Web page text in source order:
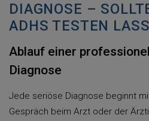
DIAGNOSE –
ADHS TESTEN
Ablauf einer
Diagnose
Jede seriöse Diagnose beginnt
Gespräch beim Arzt oder der